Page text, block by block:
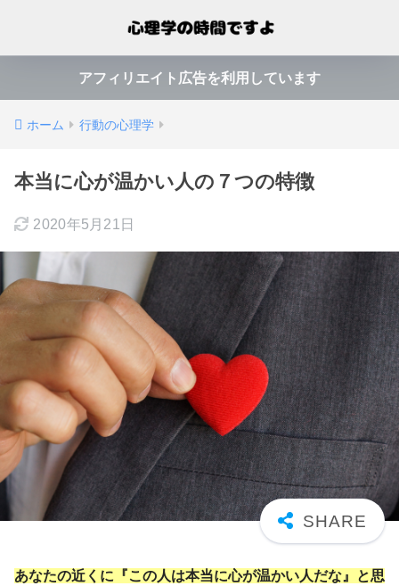
アフィリエイト広告を利用しています
ホーム 行動の心理学
本当に心が温かい人の７つの特徴
2020年5月21日
あなたの近くに『この人は本当に心が温かい人だな』と思